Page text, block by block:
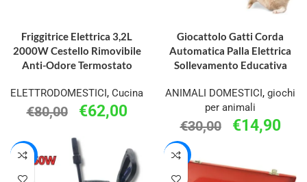
Friggitrice Elettrica 3,2L
2000W Cestello Rimovibile
Anti-Odore Termostato
ELETTRODOMESTICI, Cucina
€80,00 €62,00
Giocattolo Gatti Corda
Automatica Palla Elettrica
Sollevamento Educativa
ANIMALI DOMESTICI, giochi
per animali
€30,00 €14,90
-12% -38%